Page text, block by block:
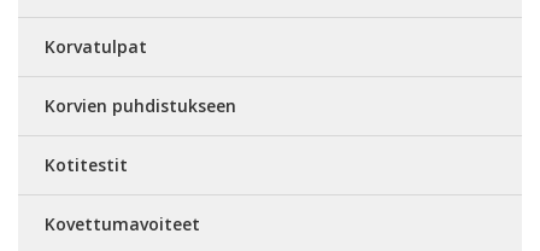
Korvatulpat
Korvien puhdistukseen
Kotitestit
Kovettumavoiteet